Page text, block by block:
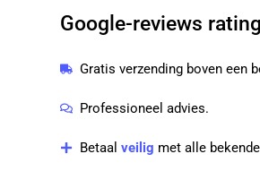
EM0003-
aantal
Google-reviews
Gratis verzending boven een
Professioneel advies.
Betaalveilig met alle